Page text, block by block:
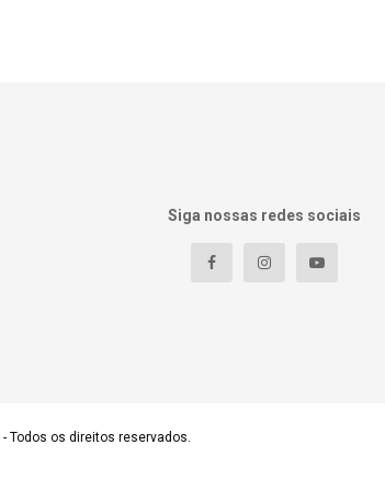
Siga nossas redes sociais
- Todos os direitos reservados.